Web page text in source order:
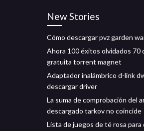
New Stories
Cómo descargar pvz garden
Ahora 100 éxitos olvidados 70
gratuita torrent magnet
Adaptador inalámbrico d-link
descargar driver
La suma de comprobación del
descargado tarkov no coincide
Lista de juegos de té rosa para